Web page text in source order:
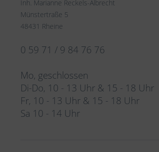
Inh. Marianne Reckels-Albrecht
Münstertraße 5
48431 Rheine
0 59 71 / 9 84 76 76
Mo, geschlossen
Di-Do, 10 - 13 Uhr & 15 - 18 Uhr
Fr, 10 - 13 Uhr & 15 - 18 Uhr
Sa 10 - 14 Uhr